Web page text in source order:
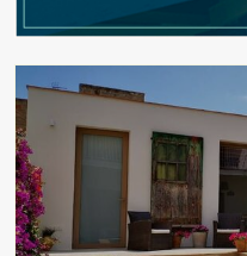
Modificar cookies